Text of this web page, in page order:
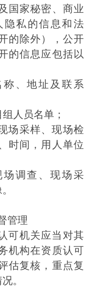
国家秘密、商业
隐私的信息和法
的除外），公开
的信息应包括以
称、地址及联系
人员名单；
场采样、现场检
时间，用人单位
场调查、现场采
管理
可机关应当对其
机构在资质认可
估复核，重点复
。